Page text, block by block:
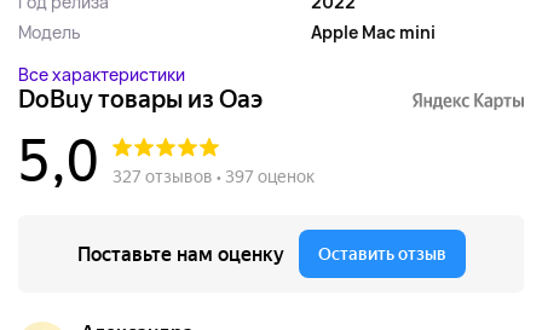
Модель
Apple Mac mini
Все характеристики